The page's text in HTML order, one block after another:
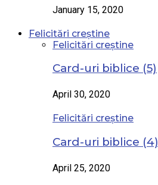
January 15, 2020
Felicitări creștine
Felicitări creștine
Card-uri biblice (5)
April 30, 2020
Felicitări creștine
Card-uri biblice (4)
April 25, 2020